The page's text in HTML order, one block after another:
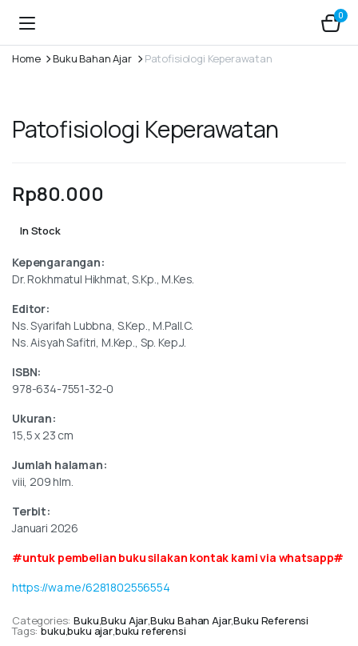
0
Home Buku Bahan Ajar Patofisiologi Keperawatan
Patofisiologi Keperawatan
Rp80.000
In Stock
Kepengarangan:
Dr. Rokhmatul Hikhmat, S.Kp., M.Kes.
Editor:
Ns. Syarifah Lubbna, S.Kep., M.Pall.C.
Ns. Aisyah Safitri, M.Kep., Sp. Kep.J.
ISBN:
978-634-7551-32-0
Ukuran:
15,5 x 23 cm
Jumlah halaman:
viii, 209 hlm.
Terbit:
Januari 2026
#untuk pembelian buku silakan kontak kami via whatsapp#
https://wa.me/6281802556554
Categories: Buku,Buku Ajar,Buku Bahan Ajar,Buku Referensi
Tags: buku,buku ajar,buku referensi